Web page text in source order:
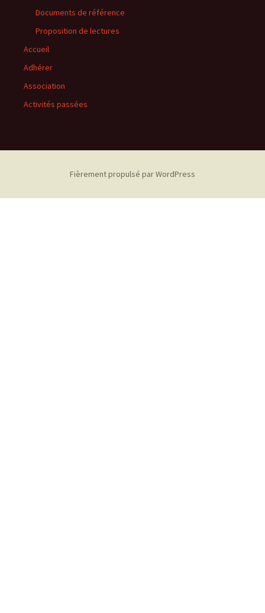
Documents de référence
Proposition de lectures
Accueil
Adhérer
Association
Activités passées
Fièrement propulsé par WordPress